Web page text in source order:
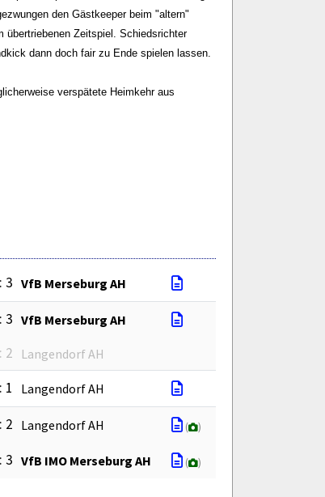
den Gästkeeper beim "altern"
Zeitspiel. Schiedsrichter
dann doch fair zu Ende spielen lassen.
verspätete Heimkehr aus
3 VfB Merseburg AH
3 VfB Merseburg AH
2 Langendorf AH
1 Langendorf AH
2 Langendorf AH ( )
3 VfB IMO Merseburg AH ( )